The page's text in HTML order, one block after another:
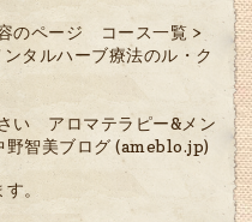
のページ
コース一覧 >
タルハーブ療法のル・ク
い アロマテラピー&メン
野智美ブログ (ameblo.jp)
。